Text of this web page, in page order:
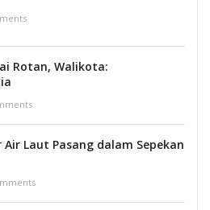
Rotan, Walikota:
Air Laut Pasang dalam Sepekan